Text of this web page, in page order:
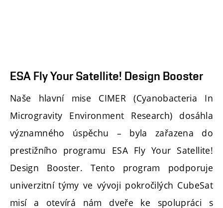
ESA Fly Your Satellite! Design Booster
Naše hlavní mise CIMER (Cyanobacteria In
Microgravity Environment Research) dosáhla
významného úspěchu – byla zařazena do
prestižního programu ESA Fly Your Satellite!
Design Booster. Tento program podporuje
univerzitní týmy ve vývoji pokročilých CubeSat
misí a otevírá nám dveře ke spolupráci s